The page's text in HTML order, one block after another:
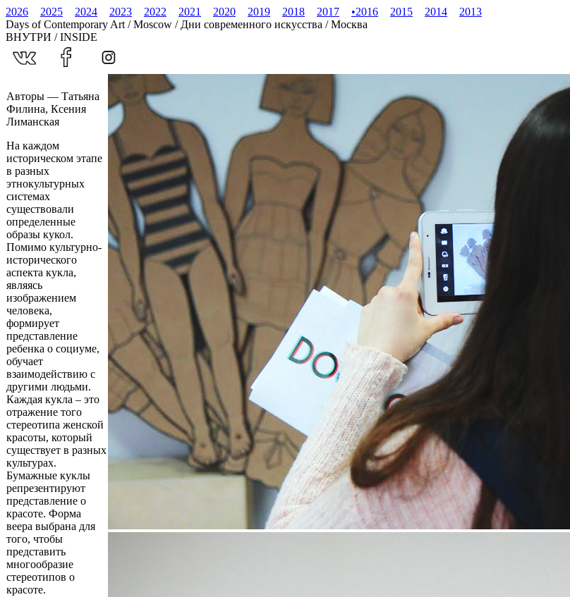
2026 2025 2024 2023 2022 2021 2020 2019 2018 2017 •2016 2015 2014
2013
Days of Contemporary Art / Moscow / Дни современного искусства / Москва
ВНУТРИ / INSIDE
Авторы — Татьяна
Филина, Ксения
Лиманская
На каждом
историческом этапе
в разных
этнокультурных
системах
существовали
определенные
образы кукол.
Помимо культурно-
исторического
аспекта кукла,
являясь
изображением
человека,
формирует
представление
ребенка о социуме,
обучает
взаимодействию с
другими людьми.
Каждая кукла – это
отражение того
стереотипа женской
красоты, который
существует в разных
культурах.
Бумажные куклы
репрезентируют
представление о
красоте. Форма
веера выбрана для
того, чтобы
представить
многообразие
стереотипов о
красоте.